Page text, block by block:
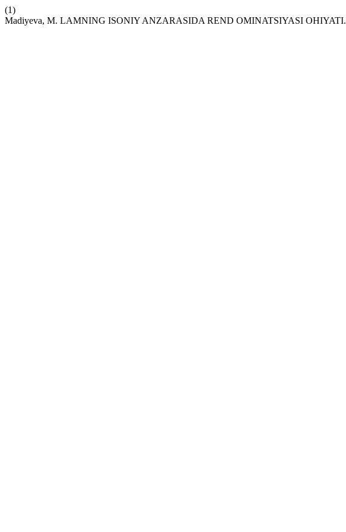
(1)
Madiyeva, M. LAMNING ISONIY ANZARASIDA REND OMINATSIYASI OHIYATI.